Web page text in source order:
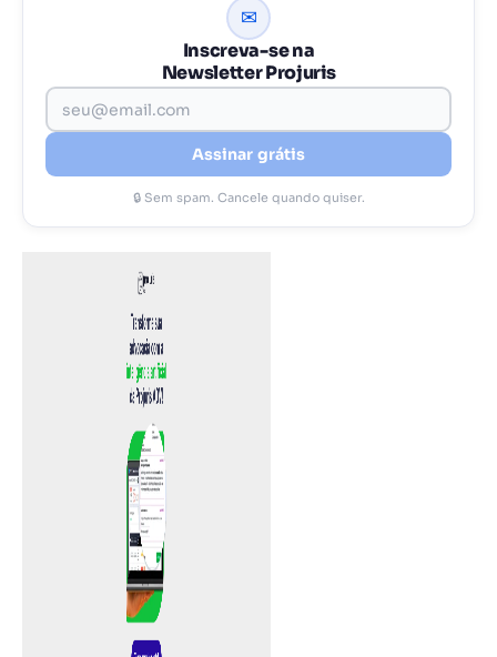
✉
Inscreva-se na
Newsletter Projuris
Assinar grátis
🔒 Sem spam. Cancele quando quiser.